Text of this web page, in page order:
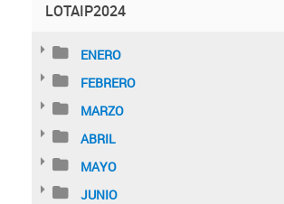
LOTAIP2024
ENERO
FEBRERO
MARZO
ABRIL
MAYO
JUNIO